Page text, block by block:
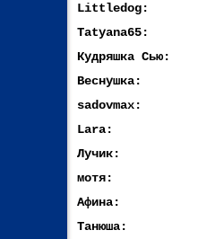
Littledog:
Tatyana65:
Кудряшка Сью:
Веснушка:
sadovmax:
Lara:
Лучик:
мотя:
Афина:
Танюша: